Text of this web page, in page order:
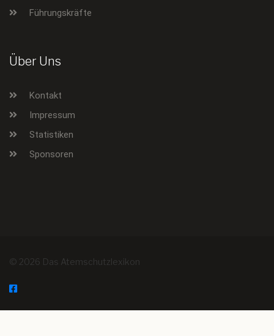
Führungskräfte
Über Uns
Kontakt
Impressum
Statistiken
Sponsoren
© 2026 Das Atemschutzlexikon